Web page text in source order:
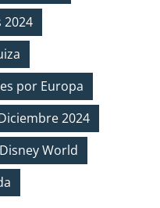
2024
por Europa
2024
World